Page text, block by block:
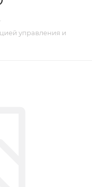
управления и